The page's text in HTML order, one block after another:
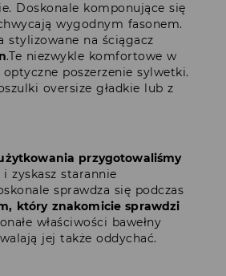
Doskonale komponujące się
wygodnym fasonem.
stylizowane na ściągacz
.Te niezwykle komfortowe w
poszerzenie sylwetki.
oversize gładkie lub z
przygotowaliśmy
zyskasz starannie
sprawdza się podczas
który znakomicie sprawdzi
właściwości bawełny
jej także oddychać.